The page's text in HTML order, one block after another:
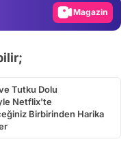
Video
Tutku Dolu
Netflix'te
Birbirinden Harika